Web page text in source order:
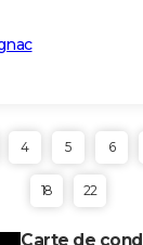
4 5 6
18 22
Carte de